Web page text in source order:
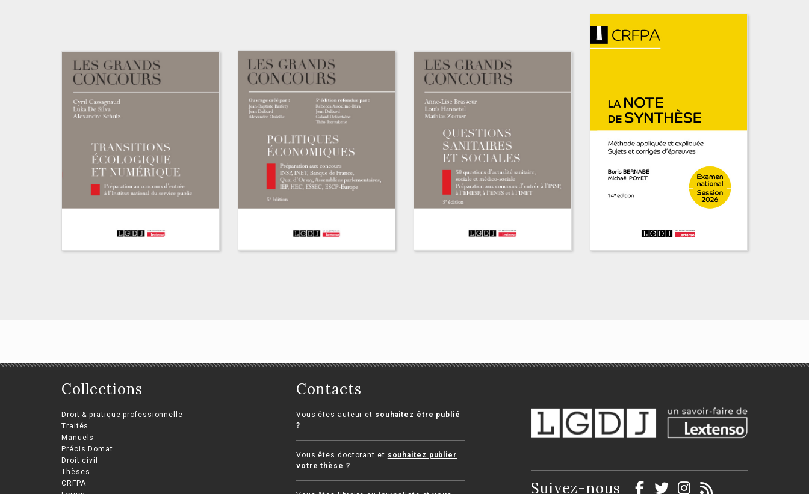
numérique
Cyril Cassagnaud, Luka De Silva,
Alexandre Ouizille, Jean Dalbard,
Assouline-Béra, Galaad
et sociales
CRFPA - Examen
national Session 2026
Boris Bernabé, Michaël Poyet
Collections
Droit & pratique professionnelle
Traités
Manuels
Précis Domat
Droit civil
Thèses
CRFPA
Contacts
Vous êtes auteur et souhaitez être publié
?
Vous êtes doctorant et souhaitez publier
votre thèse ?
Suivez-nous